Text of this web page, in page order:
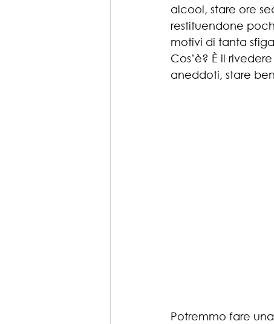
alcool, stare ore
restituendone
motivi di tanta
Cos’è? È il
aneddoti, stare
Potremmo fare